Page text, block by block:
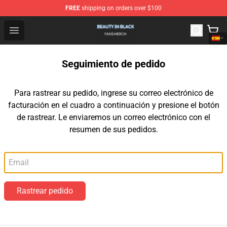
FREE shipping on orders over $100
Open menu
Beauty In Black Shop - Official Beauty In Black
Seguimiento de pedido
Para rastrear su pedido, ingrese su correo electrónico de
facturación en el cuadro a continuación y presione el botón
de rastrear. Le enviaremos un correo electrónico con el
resumen de sus pedidos.
Rastrear pedido